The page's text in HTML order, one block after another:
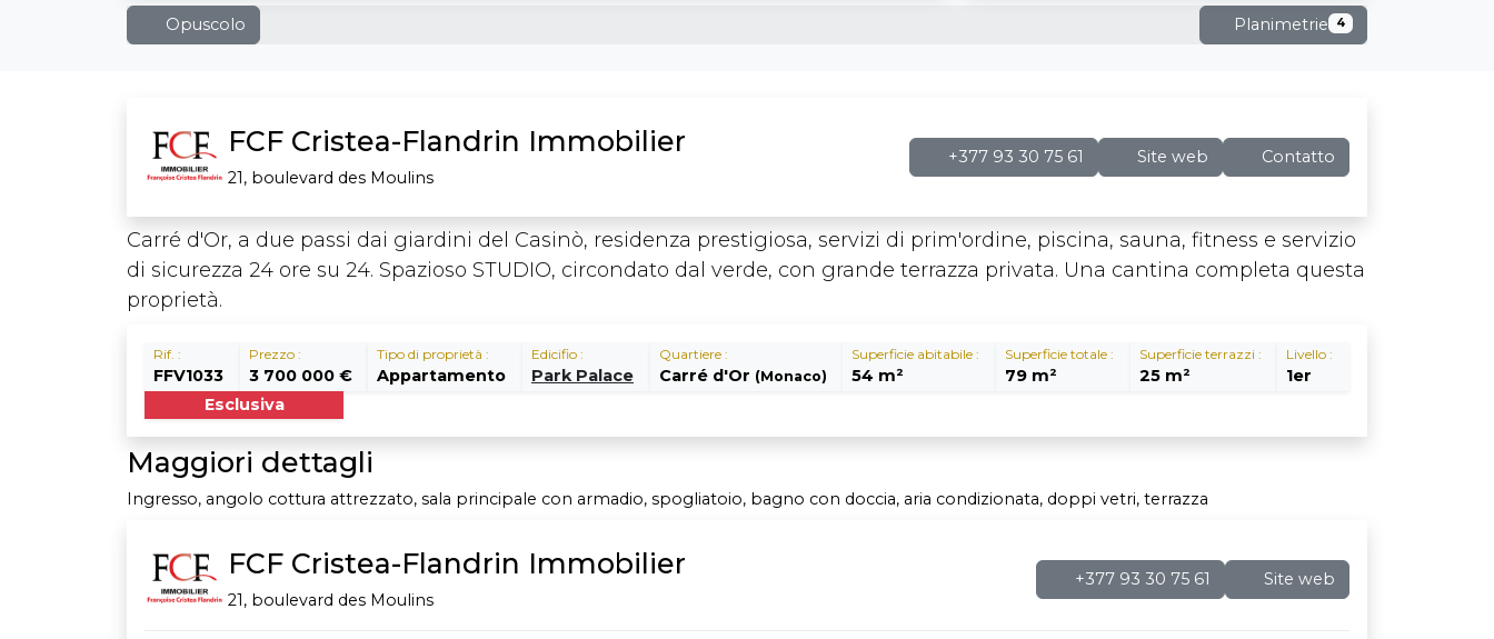
Opuscolo Planimetrie 4
FCF Cristea-Flandrin Immobilier
21, boulevard des Moulins
+377 93 30 75 61 Site web Contatto
Carré d'Or, a due passi dai giardini del Casinò, residenza prestigiosa, servizi di prim'ordine, piscina, sauna, fitness e servizio
di sicurezza 24 ore su 24. Spazioso STUDIO, circondato dal verde, con grande terrazza privata. Una cantina completa questa
proprietà.
Rif. :
FFV1033
Prezzo :
3 700 000 €
Tipo di proprietà :
Appartamento
Edicifio :
Park Palace
Quartiere :
Carré d'Or (Monaco)
Superficie abitabile :
54 m²
Superficie totale :
79 m²
Superficie terrazzi :
25 m²
Livello :
1er
Esclusiva
Maggiori dettagli
Ingresso, angolo cottura attrezzato, sala principale con armadio, spogliatoio, bagno con doccia, aria condizionata, doppi vetri, terrazza
FCF Cristea-Flandrin Immobilier
21, boulevard des Moulins
+377 93 30 75 61 Site web